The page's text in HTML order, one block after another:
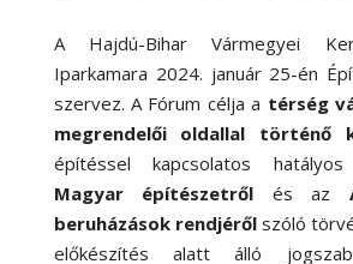
A Hajdú-Bihar Vármegyei
Iparkamara 2024. január 25-én
szervez. A Fórum célja a térség
megrendelői oldallal történő
építéssel kapcsolatos
Magyar építészetről és az
beruházások rendjérőlszóló
előkészítés alatt álló